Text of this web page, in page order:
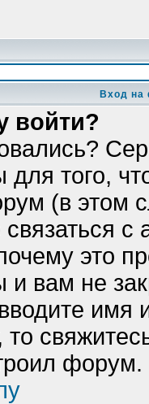
Вход на
войти?
для того,
(в этом
это
и вам не
то
форум.